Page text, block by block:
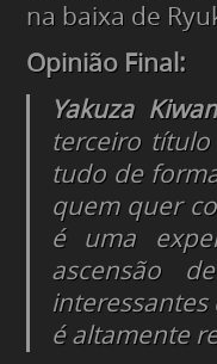
na baixa de
Opinião Final:
Yakuza
terceiro título
tudo de
quem quer
é uma
ascensão
interessantes
é altamente